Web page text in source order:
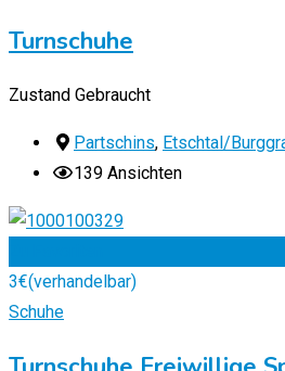
Turnschuhe
Zustand Gebraucht
Partschins, Etschtal/
139 Ansichten
3€(verhandelbar)
Schuhe